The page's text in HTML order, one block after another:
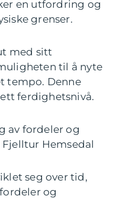
en utfordring og
grenser.
med sitt
til å nyte
tempo. Denne
ferdighetsnivå.
av fordeler og
Hemsedal
seg over tid,
og